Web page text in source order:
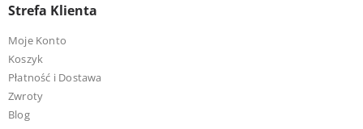
Strefa Klienta
Moje Konto
Koszyk
Płatność i Dostawa
Zwroty
Blog